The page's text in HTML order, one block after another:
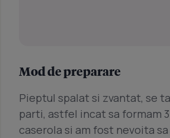
Mod de preparare
Pieptul spalat si zvantat, se
parti, astfel incat sa formam
caserola si am fost nevoita